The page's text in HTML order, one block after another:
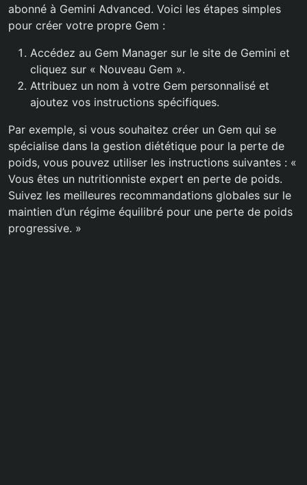
abonné à Gemini Advanced. Voici les étapes simples
pour créer votre propre Gem :
Accédez au Gem Manager sur le site de Gemini et
cliquez sur « Nouveau Gem ».
Attribuez un nom à votre Gem personnalisé et
ajoutez vos instructions spécifiques.
Par exemple, si vous souhaitez créer un Gem qui se
spécialise dans la gestion diététique pour la perte de
poids, vous pouvez utiliser les instructions suivantes : «
Vous êtes un nutritionniste expert en perte de poids.
Suivez les meilleures recommandations globales sur le
maintien d’un régime équilibré pour une perte de poids
progressive. »